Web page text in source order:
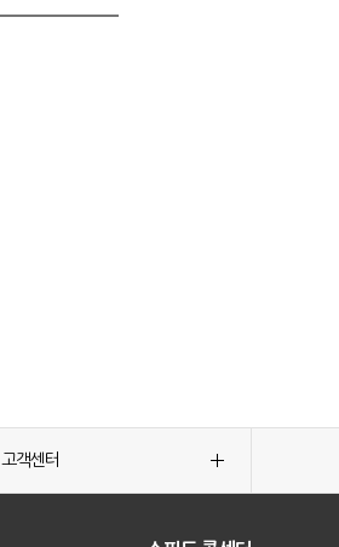
고객센터